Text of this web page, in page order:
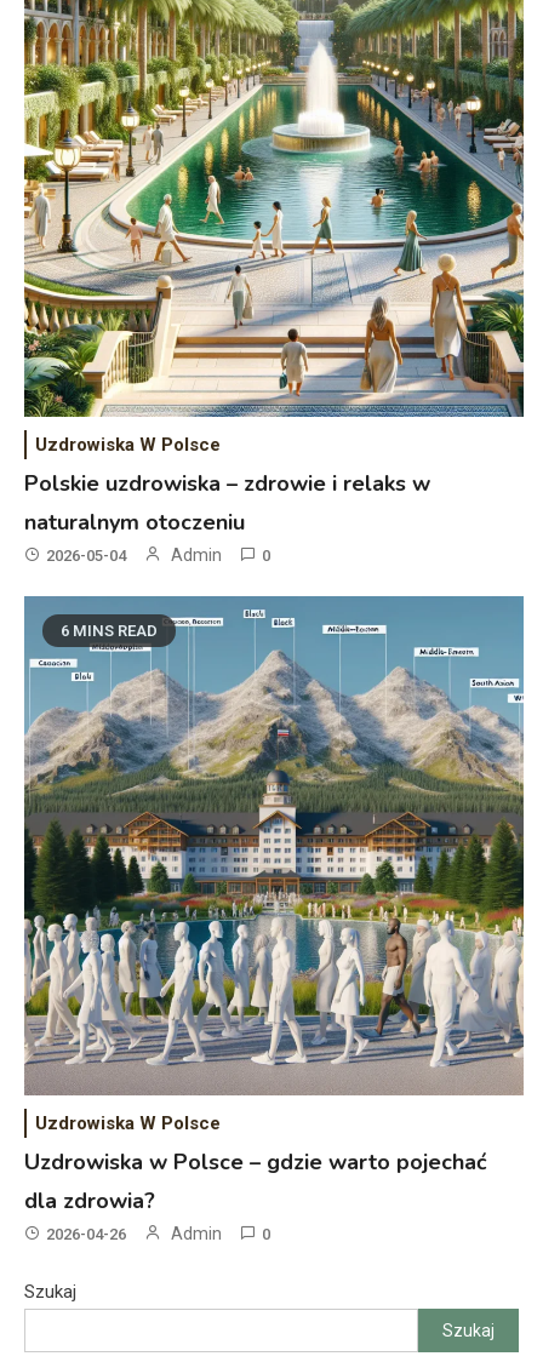
Uzdrowiska W Polsce
Polskie uzdrowiska – zdrowie i relaks w
naturalnym otoczeniu
2026-05-04 Admin 0
6 MINS READ
Uzdrowiska W Polsce
Uzdrowiska w Polsce – gdzie warto pojechać
dla zdrowia?
2026-04-26 Admin 0
Szukaj
Szukaj